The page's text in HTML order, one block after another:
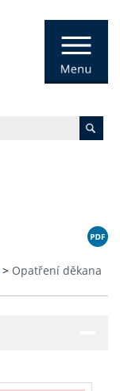
> Opatření děkana